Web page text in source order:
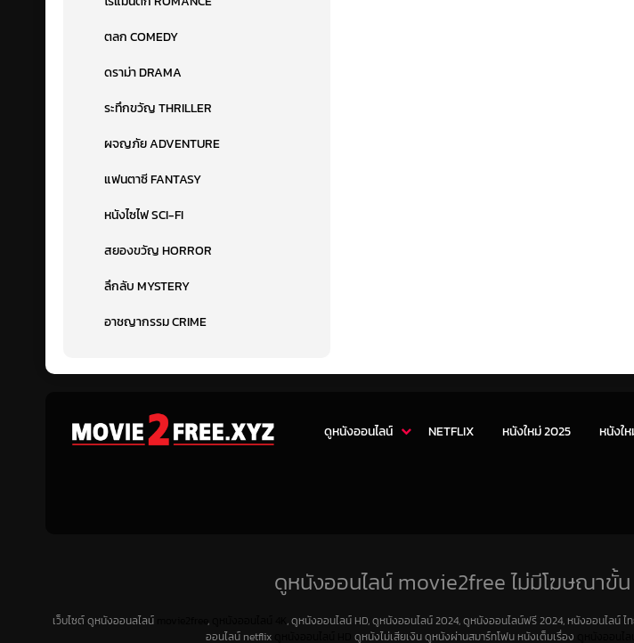
ตลก COMEDY
ดราม่า DRAMA
ระทึกขวัญ THRILLER
ผจญภัย ADVENTURE
แฟนตาซี FANTASY
หนังไซไฟ SCI-FI
สยองขวัญ HORROR
ลึกลับ MYSTERY
อาชญากรรม CRIME
ดูหนังออนไลน์ NETFLIX หนังใหม่ 2025 หนังใ
ดูหนังออนไลน์ movie2free ไม่มีโฆษณาขั้น
เว็บไซต์ ดูหนังออนลไลน์ ,
, ดูหนังออนไลน์ HD, ดูหนังออนไลน์ 2024, ดูหนังออนไลน์ฟรี 2024, หนังออนไลน์
ออนไลน์ netflix
ดูหนังไม่เสียเงิน ดูหนังผ่านสมาร์ทโฟน หนังเต็มเรื่อง